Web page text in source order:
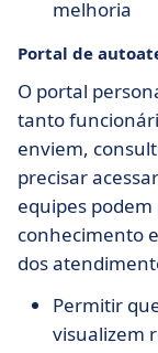
melhoria
Portal de
O portal
tanto
enviem,
precisar
equipes
conhecimento
dos
Permitir
visualizem